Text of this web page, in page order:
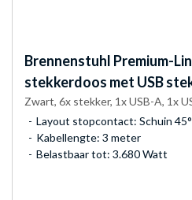
Brennenstuhl Premium-
stekkerdoos met USB
Zwart, 6x stekker, 1x USB-A, 1x
Layout stopcontact: Schuin 45°
Kabellengte: 3 meter
Belastbaar tot: 3.680 Watt